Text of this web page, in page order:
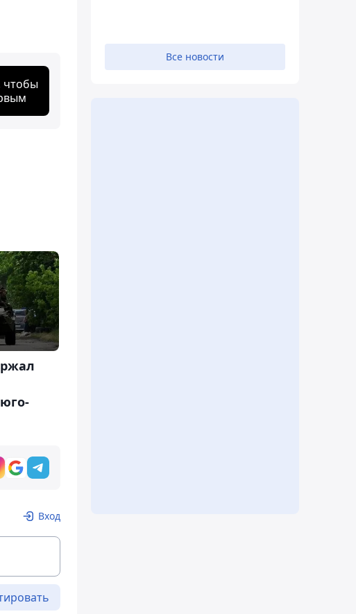
чтобы
Вход
Все новости